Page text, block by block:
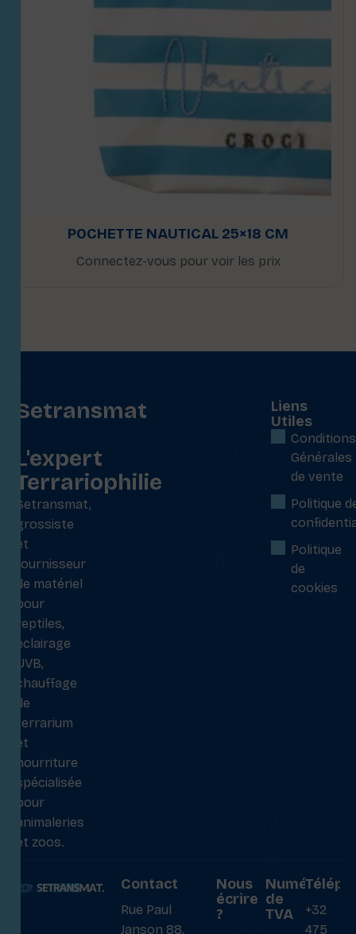
POCHETTE NAUTICAL 25×18 CM
Connectez-vous pour voir les prix
Setransmat
L'expert
Terrariophilie
Setransmat,
grossiste
et
fournisseur
de matériel
pour
reptiles,
éclairage
UVB,
chauffage
de
terrarium
et
nourriture
spécialisée
pour
animaleries
et zoos.
Liens
Utiles
Conditions
Générales
de vente
Politique
Politique
de
cookies
Contact
Rue Paul
Janson 88,
Nous
écrire
?
Numéro
de
TVA
+32
475